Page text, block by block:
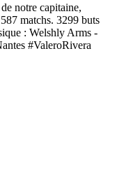
notre capitaine,
matchs. 3299 buts
: Welshly Arms -
#ValeroRivera